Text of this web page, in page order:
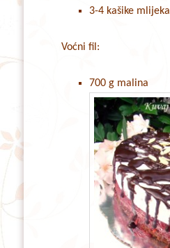
3-4 kašike mlijeka
Voćni fil:
700 g malina